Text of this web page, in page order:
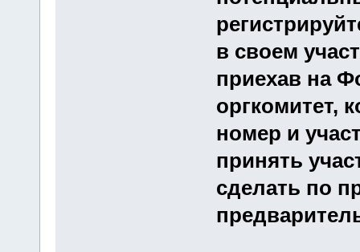
в своем
приехав на
оргкомитет,
номер и
принять
сделать по